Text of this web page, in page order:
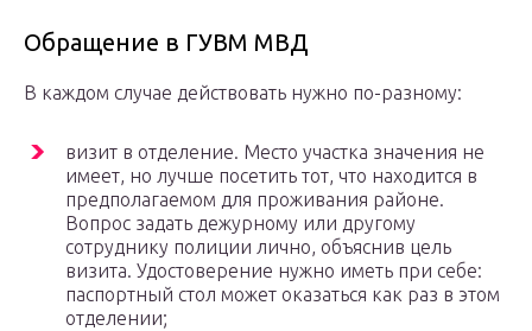
Обращение в ГУВМ МВД
В каждом случае действовать нужно по-разному:
визит в отделение. Место участка значения не
имеет, но лучше посетить тот, что находится в
предполагаемом для проживания районе.
Вопрос задать дежурному или другому
сотруднику полиции лично, объяснив цель
визита. Удостоверение нужно иметь при себе:
паспортный стол может оказаться как раз в этом
отделении;